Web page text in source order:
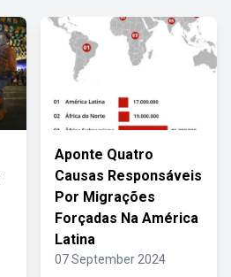
Aponte Quatro
Causas Responsáveis
Por Migrações
Forçadas Na América
Latina
07 September 2024